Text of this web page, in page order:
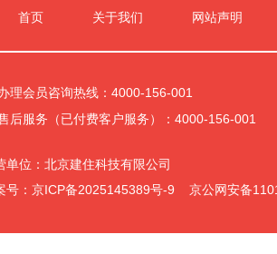
首页 关于我们 网站声明
理会员咨询热线：4000-156-001
后服务（已付费客户服务）：4000-156-001
单位：北京建住科技有限公司
号： 京ICP备2025145389号-9 京公网安备